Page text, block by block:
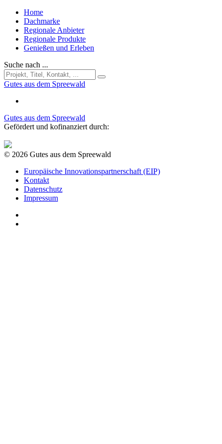
Home
Dachmarke
Regionale Anbieter
Regionale Produkte
Genießen und Erleben
Suche nach ...
Gutes aus dem Spreewald
Gutes aus dem Spreewald
Gefördert und kofinanziert durch:
© 2026 Gutes aus dem Spreewald
Europäische Innovationspartnerschaft (EIP)
Kontakt
Datenschutz
Impressum